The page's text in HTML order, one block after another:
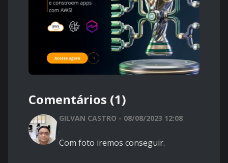
Comentários (1)
GILVAN CASTRO - 08/08/2023 12:08
Com foto iremos conseguir.